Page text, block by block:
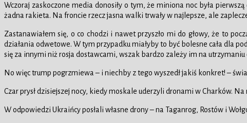
Wczoraj zaskoczone media donosiły o tym, że miniona noc była
żadna rakieta. Na froncie rzecz jasna walki trwały w najlepsze, ale
Zastanawiałem się, o co chodzi i nawet przyszło mi do głowy, że to
działania odwetowe. W tym przypadku miałyby to być bolesne cała dla
się za innymi niż rosja dostawcami, wszak bardzo zależy im na utrzymaniu
No więc trump pogrzmiewa – i niechby z tego wyszedł jakiś konkret! –
Czar prysł dzisiejszej nocy, kiedy moskale uderzyli dronami w Charków.
W odpowiedzi Ukraińcy posłali własne drony – na Taganrog, Rostów i